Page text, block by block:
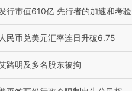
行市值610亿 先行者的加速和考验
民币兑美元汇率连日升破6.75
路明及多名股东被拘